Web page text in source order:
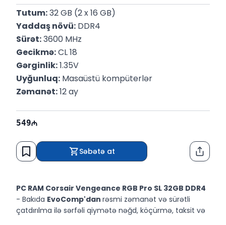
Tutum: 32 GB (2 x 16 GB)
Yaddaş növü: DDR4
Sürət: 3600 MHz
Gecikmə: CL 18
Gərginlik: 1.35V
Uyğunluq: Masaüstü kompüterlər
Zəmanət: 12 ay
549
Səbətə at
PC RAM Corsair Vengeance RGB Pro SL 32GB DDR4
- Bakıda EvoComp'dan rəsmi zəmanət və sürətli
çatdırılma ilə sərfəli qiymətə nəğd, köçürmə, taksit və